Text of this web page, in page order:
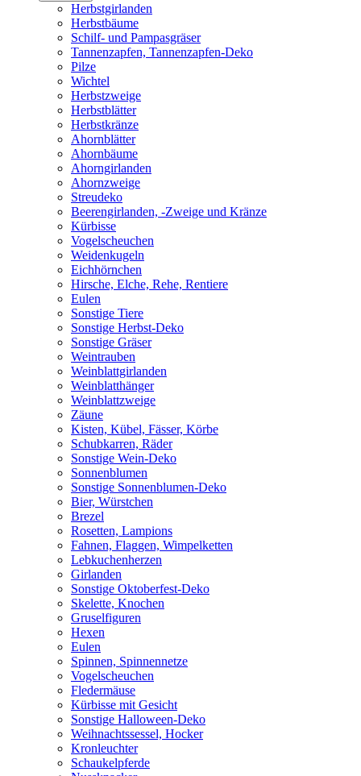
Herbstgirlanden
Herbstbäume
Schilf- und Pampasgräser
Tannenzapfen, Tannenzapfen-Deko
Pilze
Wichtel
Herbstzweige
Herbstblätter
Herbstkränze
Ahornblätter
Ahornbäume
Ahorngirlanden
Ahornzweige
Streudeko
Beerengirlanden, -Zweige und Kränze
Kürbisse
Vogelscheuchen
Weidenkugeln
Eichhörnchen
Hirsche, Elche, Rehe, Rentiere
Eulen
Sonstige Tiere
Sonstige Herbst-Deko
Sonstige Gräser
Weintrauben
Weinblattgirlanden
Weinblatthänger
Weinblattzweige
Zäune
Kisten, Kübel, Fässer, Körbe
Schubkarren, Räder
Sonstige Wein-Deko
Sonnenblumen
Sonstige Sonnenblumen-Deko
Bier, Würstchen
Brezel
Rosetten, Lampions
Fahnen, Flaggen, Wimpelketten
Lebkuchenherzen
Girlanden
Sonstige Oktoberfest-Deko
Skelette, Knochen
Gruselfiguren
Hexen
Eulen
Spinnen, Spinnennetze
Vogelscheuchen
Fledermäuse
Kürbisse mit Gesicht
Sonstige Halloween-Deko
Weihnachtssessel, Hocker
Kronleuchter
Schaukelpferde